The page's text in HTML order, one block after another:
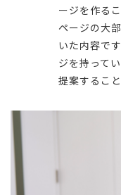
ージを作る
ページの大
いた内容で
ジを持って
提案するこ